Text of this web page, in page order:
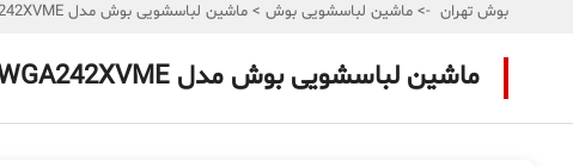
بوش تهران -> ماشین لباسشویی بوش > ماشین لباسشویی بوش مدل WGA242XVME
ماشین لباسشویی بوش مدل WGA242XVME